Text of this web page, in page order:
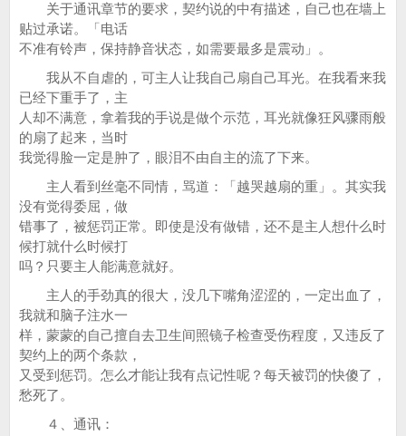
关于通讯章节的要求，契约说的中有描述，自己也在墙上
贴过承诺。「电话
不准有铃声，保持静音状态，如需要最多是震动」。
我从不自虐的，可主人让我自己扇自己耳光。在我看来我
已经下重手了，主
人却不满意，拿着我的手说是做个示范，耳光就像狂风骤雨般
的扇了起来，当时
我觉得脸一定是肿了，眼泪不由自主的流了下来。
主人看到丝毫不同情，骂道：「越哭越扇的重」。其实我
没有觉得委屈，做
错事了，被惩罚正常。即使是没有做错，还不是主人想什么时
候打就什么时候打
吗？只要主人能满意就好。
主人的手劲真的很大，没几下嘴角涩涩的，一定出血了，
我就和脑子注水一
样，蒙蒙的自己擅自去卫生间照镜子检查受伤程度，又违反了
契约上的两个条款，
又受到惩罚。怎么才能让我有点记性呢？每天被罚的快傻了，
愁死了。
４、通讯：